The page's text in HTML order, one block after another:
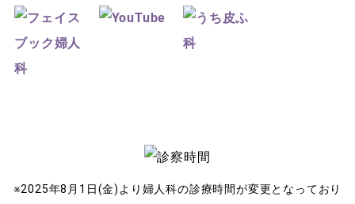
※2025年8月1日(金)より婦人科の診療時間が変更となっており